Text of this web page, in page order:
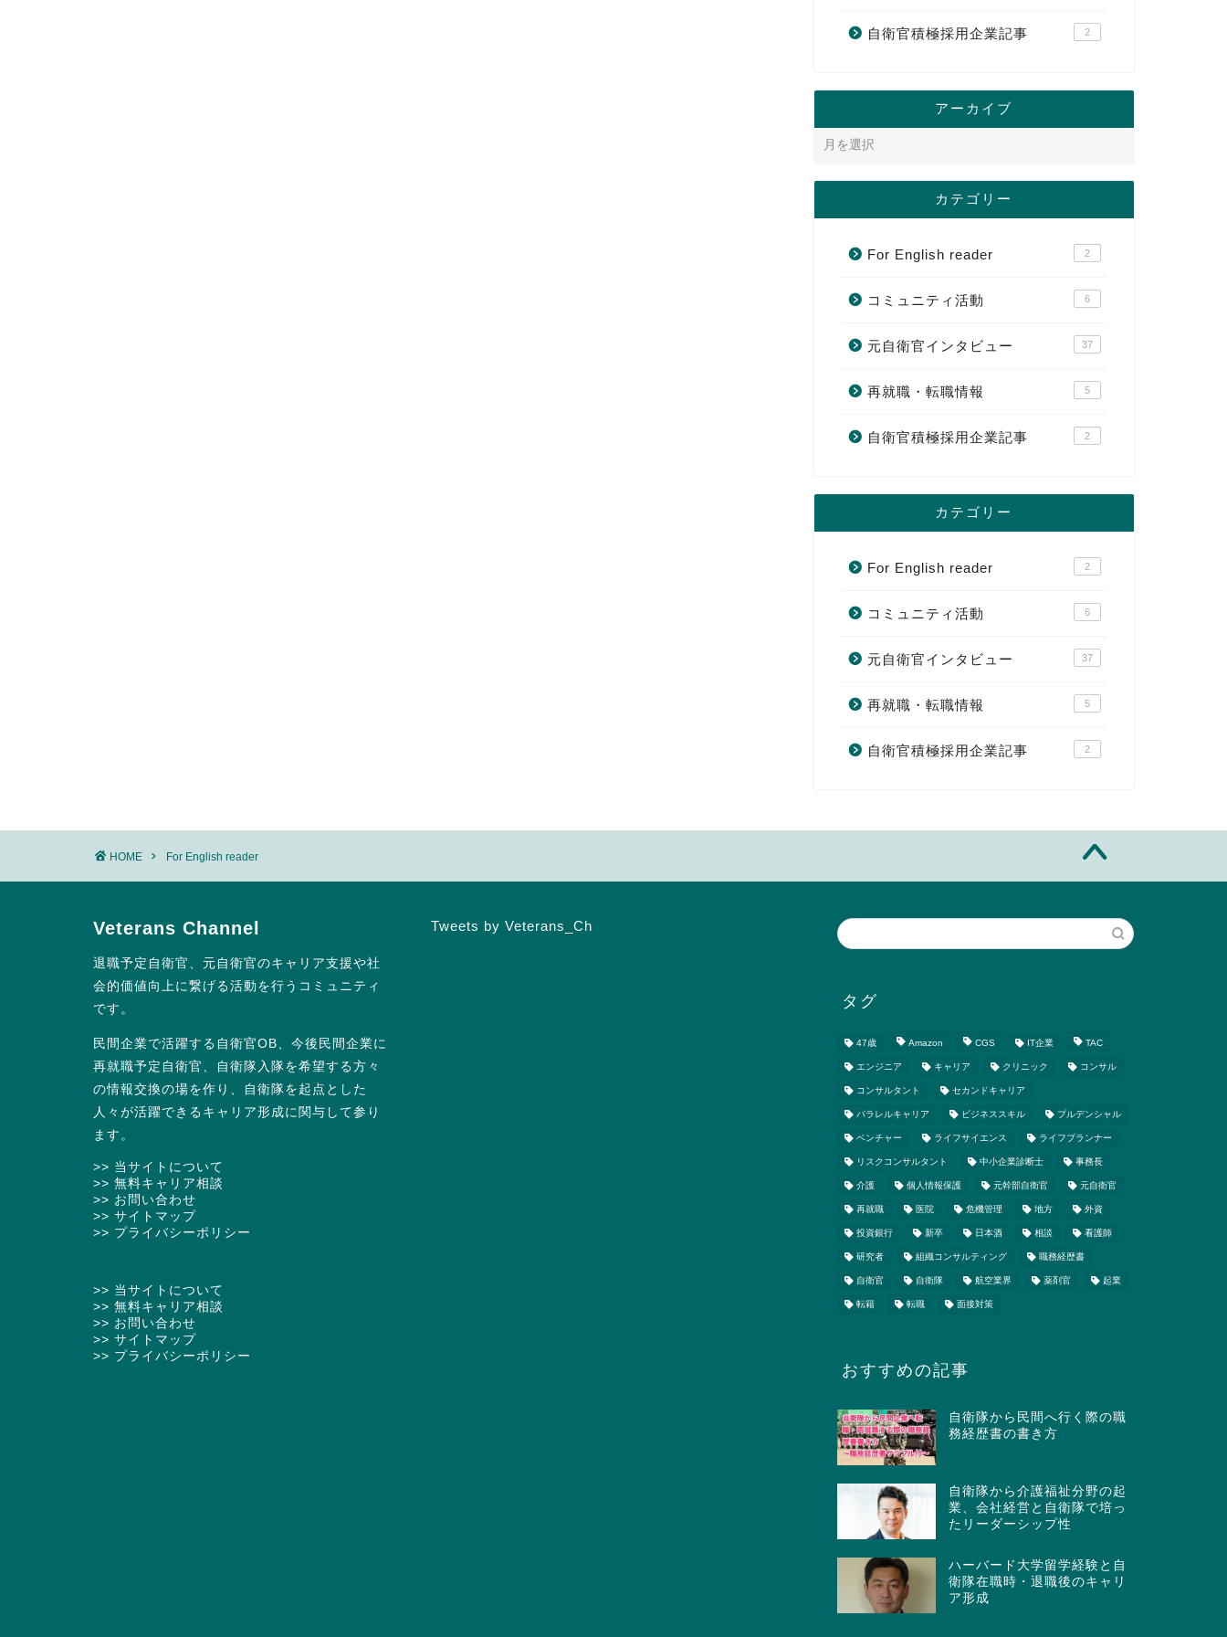
自衛官積極採用企業記事 2
アーカイブ
カテゴリー
For English reader 2
コミュニティ活動 6
元自衛官インタビュー 37
再就職・転職情報 5
自衛官積極採用企業記事 2
カテゴリー
For English reader 2
コミュニティ活動 6
元自衛官インタビュー 37
再就職・転職情報 5
自衛官積極採用企業記事 2
HOME For English reader
Veterans Channel
退職予定自衛官、元自衛官のキャリア支援や社
会的価値向上に繋げる活動を行うコミュニティ
です。
民間企業で活躍する自衛官OB、今後民間企業に
再就職予定自衛官、自衛隊入隊を希望する方々
の情報交換の場を作り、自衛隊を起点とした
人々が活躍できるキャリア形成に関与して参り
ます。
>> 当サイトについて
>> 無料キャリア相談
>> お問い合わせ
>> サイトマップ
>> プライバシーポリシー
>> 当サイトについて
>> 無料キャリア相談
>> お問い合わせ
>> サイトマップ
>> プライバシーポリシー
Tweets by Veterans_Ch
タグ
47歳 Amazon CGS IT企業 TAC
エンジニア キャリア クリニック コンサル
コンサルタント セカンドキャリア
パラレルキャリア ビジネススキル プルデンシャル
ベンチャー ライフサイエンス ライフプランナー
リスクコンサルタント 中小企業診断士 事務長
介護 個人情報保護 元幹部自衛官 元自衛官
再就職 医院 危機管理 地方 外資
投資銀行 新卒 日本酒 相談 看護師
研究者 組織コンサルティング 職務経歴書
自衛官 自衛隊 航空業界 薬剤官 起業
転籍 転職 面接対策
おすすめの記事
自衛隊から民間へ行く際の職
務経歴書の書き方
自衛隊から介護福祉分野の起
業、会社経営と自衛隊で培っ
たリーダーシップ性
ハーバード大学留学経験と自
衛隊在職時・退職後のキャリ
ア形成